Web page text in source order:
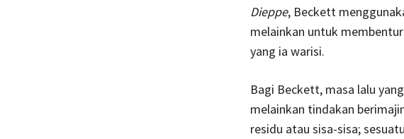
Dieppe, Beckett
melainkan untuk
yang ia warisi.
Bagi Beckett, masa lalu
melainkan tindakan
residu atau sisa-sisa;